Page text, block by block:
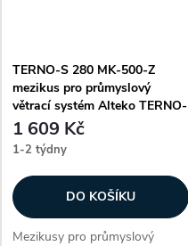
TERNO-S 280 MK-500-Z
mezikus pro průmyslový
větrací systém Alteko TERNO-
S
1 609 Kč
1-2 týdny
DO KOŠÍKU
Mezikusy pro průmyslový